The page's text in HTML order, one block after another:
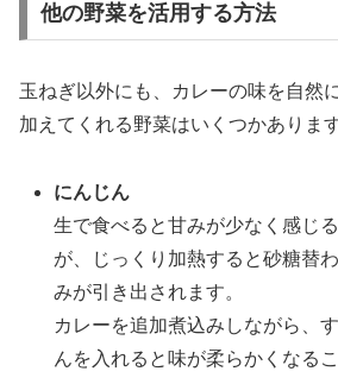
他の野菜を活用する方法
玉ねぎ以外にも、カレーの味を自然
加えてくれる野菜はいくつかあります
にんじん
生で食べると甘みが少なく感じ
が、じっくり加熱すると砂糖替
みが引き出されます。
カレーを追加煮込みしながら、
んを入れると味が柔らかくなるこ